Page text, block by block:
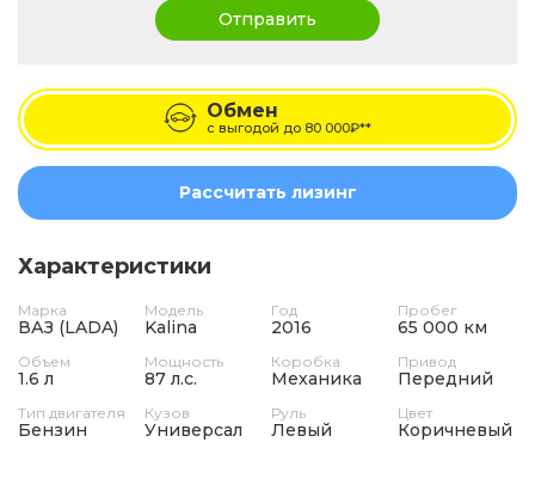
Отправить
Обмен
с выгодой до 80 000₽**
Рассчитать лизинг
Характеристики
Марка
ВАЗ (LADA)
Модель
Kalina
Год
2016
Пробег
65 000 км
Объем
1.6 л
Мощность
87 л.с.
Коробка
Механика
Привод
Передний
Тип двигателя
Бензин
Кузов
Универсал
Руль
Левый
Цвет
Коричневый